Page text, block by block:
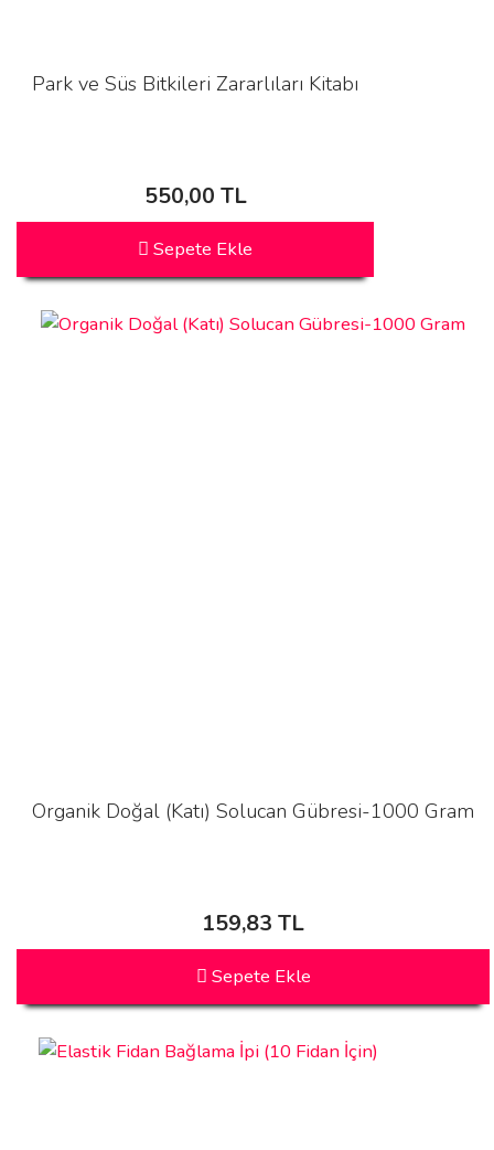
Park ve Süs Bitkileri Zararlıları Kitabı
550,00 TL
Sepete Ekle
Organik Doğal (Katı) Solucan Gübresi-1000 Gram
159,83 TL
Sepete Ekle